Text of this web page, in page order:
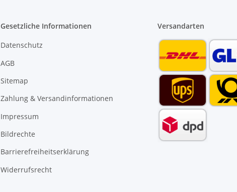
Gesetzliche Informationen
Datenschutz
AGB
Sitemap
Zahlung & Versandinformationen
Impressum
Bildrechte
Barrierefreiheitserklärung
Widerrufsrecht
Versandarten